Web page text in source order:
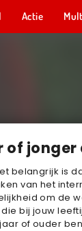
of jonger
belangrijk is
van het
om de
bij jouw
of ouder
Actie